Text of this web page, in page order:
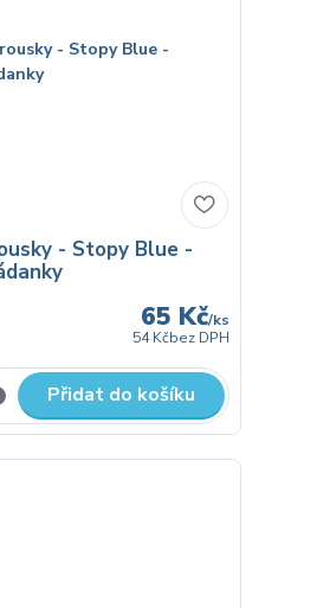
- Stopy Blue -
65 Kč/ks
54 Kčbez DPH
Přidat do košíku